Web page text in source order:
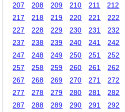
207
208 209 210 211 212
217
218 219 220 221 222
227
228 229 230 231 232
237
238 239 240 241 242
247
248 249 250 251 252
257
258 259 260 261 262
267
268 269 270 271 272
277
278 279 280 281 282
287
288 289 290 291 292